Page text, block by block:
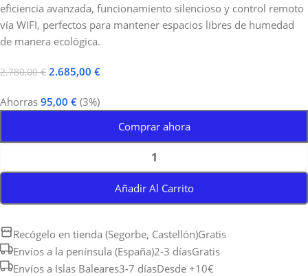
eficiencia avanzada, funcionamiento silencioso y control remoto
vía WIFI, perfectos para mantener espacios libres de humedad
de manera ecológica.
2.780,00€ 2.685,00 €
Ahorras 95,00 € (3%)
Añadir Al Carrito
Comprar ahora
Recógelo en tienda (Segorbe, Castellón)Gratis
Envíos a la península (España)2-3 díasGratis
Envíos a Islas Baleares3-7 díasDesde +10€